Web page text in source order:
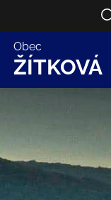
Obec
ŽÍTKOVÁ